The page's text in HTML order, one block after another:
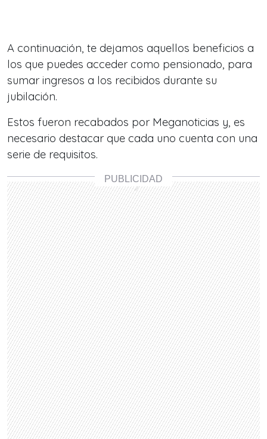
A continuación, te dejamos aquellos beneficios a
los que puedes acceder como pensionado, para
sumar ingresos a los recibidos durante su
jubilación.
Estos fueron recabados por Meganoticias y, es
necesario destacar que cada uno cuenta con una
serie de requisitos.